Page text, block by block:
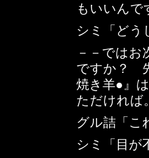
もいいんで
シミ「どう
－－では
ですか？
焼き羊●』
ただければ
グル詰「
シミ「目が